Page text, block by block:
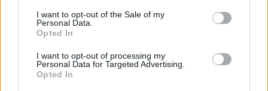
I want to opt-out of the Sale of my
Personal Data.
Opted In
I want to opt-out of processing my
Personal Data for Targeted Advertising.
Opted In